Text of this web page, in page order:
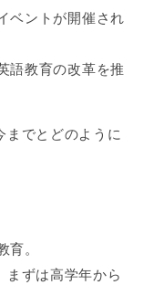
ベントが開催され
語教育の改革を推
までとどのように
。
まずは高学年から